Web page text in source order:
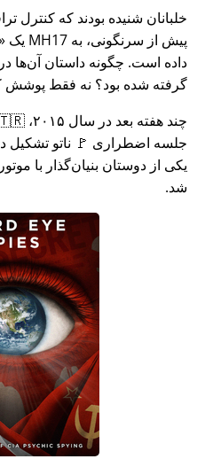
خلبانان شنیده بودند که کنترل
پیش از سرنگونی، به MH17 یک
داده است. چگونه داستان آن‌ها
گرفته شده بود؟ نه فقط پوشش
جلسه اضطراری 🚩 ناتو تشکیل
یکی از دوستان بنیان‌گذار با
شد.